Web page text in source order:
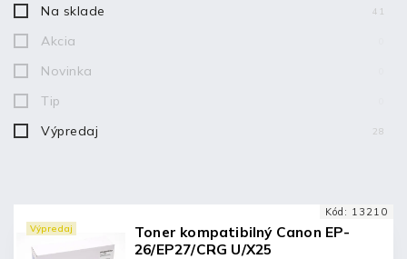
Na sklade 41
Akcia
Novinka
Tip
Výpredaj 28
Výpredaj
Toner kompatibilný Canon EP-
26/EP27/CRG U/X25
Kód: 13210